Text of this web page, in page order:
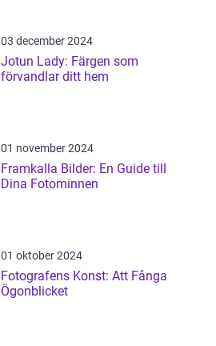
03 december 2024
Jotun Lady: Färgen som
förvandlar ditt hem
01 november 2024
Framkalla Bilder: En Guide till
Dina Fotominnen
01 oktober 2024
Fotografens Konst: Att Fånga
Ögonblicket